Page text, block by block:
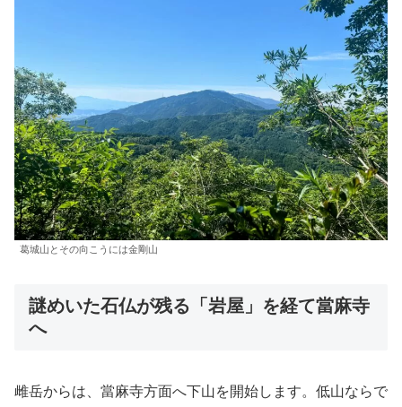
葛城山とその向こうには金剛山
謎めいた石仏が残る「岩屋」を経て當麻寺
へ
雌岳からは、當麻寺方面へ下山を開始します。低山ならで